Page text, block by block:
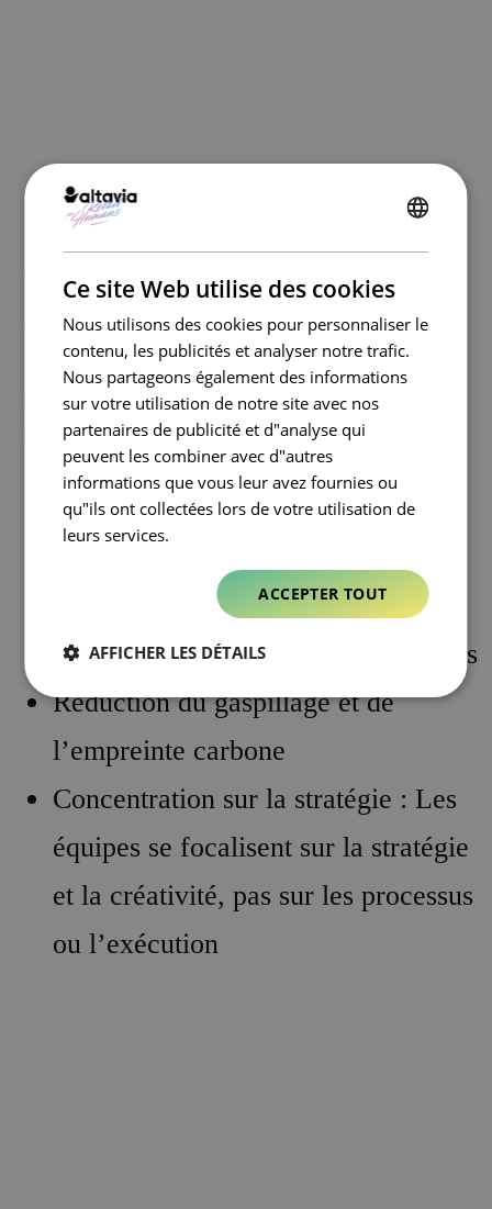
En automatisant les étapes
routinières, en connectant les parties
données, Kazaar permet aux équipes
marketing et achats de travailler avec
une visibilité et un contrôle totaux,
augmentant l’autonomie, la rapidité et
la simplicité.
La valeur créée est immédiate et
mesurable :
Accélération du time-to-market
Optimisation des coûts opérationnels
Réduction du gaspillage et de
l’empreinte carbone
Concentration sur la stratégie : Les
équipes se focalisent sur la stratégie
et la créativité, pas sur les processus
ou l’exécution
Ce site Web utilise des cookies
Nous utilisons des cookies pour personnaliser le
contenu, les publicités et analyser notre trafic.
Nous partageons également des informations
sur votre utilisation de notre site avec nos
partenaires de publicité et d"analyse qui
peuvent les combiner avec d"autres
informations que vous leur avez fournies ou
qu"ils ont collectées lors de votre utilisation de
leurs services.
ACCEPTER TOUT
AFFICHER LES DÉTAILS